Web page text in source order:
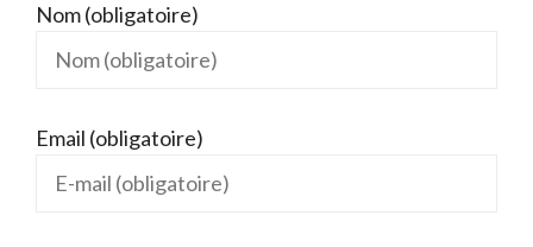
Nom (obligatoire)
Email (obligatoire)